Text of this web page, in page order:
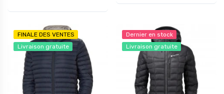
FINALE DES VENTES
Livraison gratuite
Dernier en stock
Livraison gratuite